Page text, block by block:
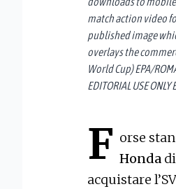
match action video
published image
overlays the
World Cup) EPA/
EDITORIAL USE ONLY
F orse
Honda
acquistare